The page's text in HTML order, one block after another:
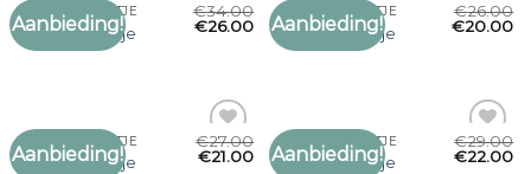
Aanbieding!
Toevoegen
BOEREN SJAALTJE
boeren sjaaltje
€34.00
€26.00 Aanbieding!
Toevoegen
BOEREN SJAALTJE
boeren sjaaltje
€26.00
€20.00
Aanbieding!
Toevoegen
BOEREN SJAALTJE
boeren sjaaltje
€27.00
€21.00 Aanbieding!
Toevoegen
BOEREN SJAALTJE
boeren sjaaltje
€29.00
€22.00